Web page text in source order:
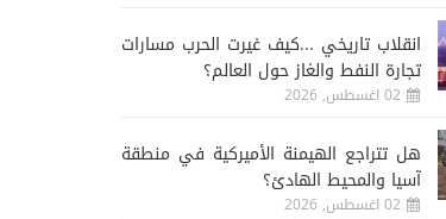
انقلاب تاريخي ...كيف غيرت الحرب مسارات
تجارة النفط والغاز حول العالم؟
02 اغسطس, 2026
هل تتراجع الهيمنة الأميركية في منطقة
آسيا والمحيط الهادئ؟
02 اغسطس, 2026